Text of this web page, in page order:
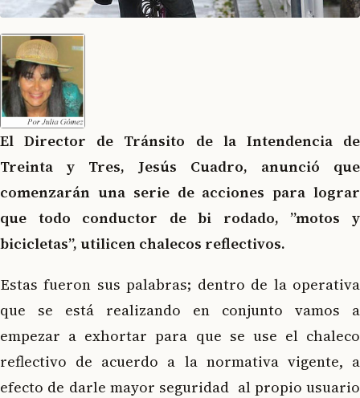
El Director de Tránsito de la Intendencia de
Treinta y Tres, Jesús Cuadro, anunció que
comenzarán una serie de acciones para lograr
que todo conductor de bi rodado, ”motos y
bicicletas”, utilicen chalecos reflectivos.
Estas fueron sus palabras; dentro de la operativa
que se está realizando en conjunto vamos a
empezar a exhortar para que se use el chaleco
reflectivo de acuerdo a la normativa vigente, a
efecto de darle mayor seguridad al propio usuario